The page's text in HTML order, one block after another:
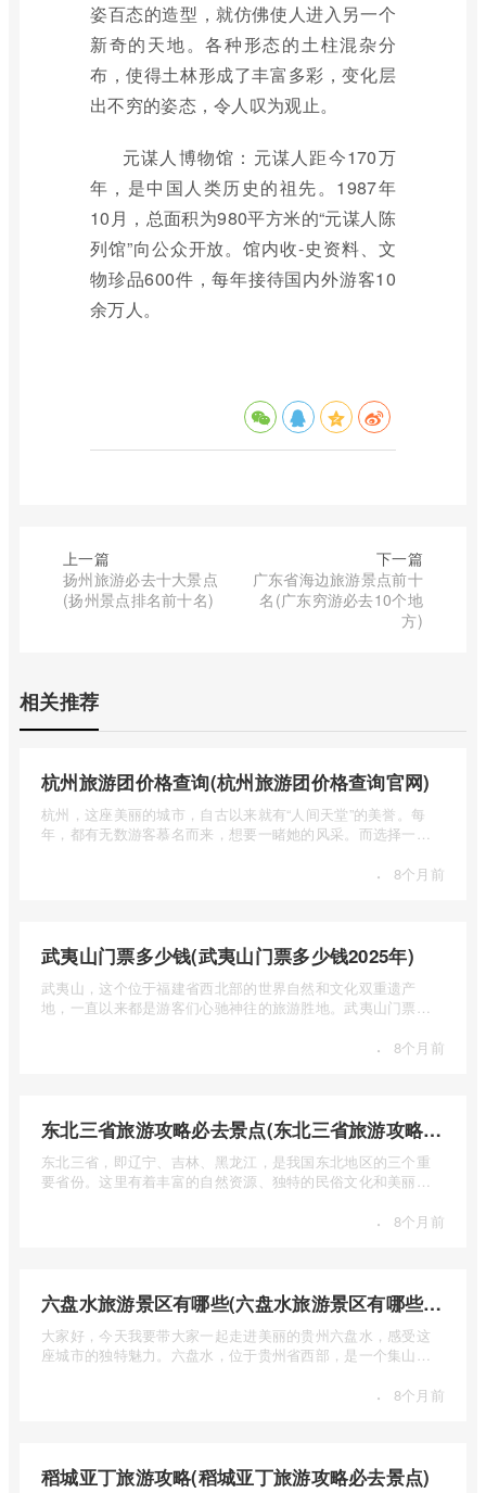
姿百态的造型，就仿佛使人进入另一个
新奇的天地。各种形态的土柱混杂分
布，使得土林形成了丰富多彩，变化层
出不穷的姿态，令人叹为观止。
元谋人博物馆：元谋人距今170万
年，是中国人类历史的祖先。1987年
10月，总面积为980平方米的“元谋人陈
列馆”向公众开放。馆内收-史资料、文
物珍品600件，每年接待国内外游客10
余万人。
上一篇
扬州旅游必去十大景点
(扬州景点排名前十名)
下一篇
广东省海边旅游景点前十
名(广东穷游必去10个地
方)
相关推荐
杭州旅游团价格查询(杭州旅游团价格查询官网)
杭州，这座美丽的城市，自古以来就有“人间天堂”的美誉。每
年，都有无数游客慕名而来，想要一睹她的风采。而选择一个
· 8个月前
武夷山门票多少钱(武夷山门票多少钱2025年)
武夷山，这个位于福建省西北部的世界自然和文化双重遗产
地，一直以来都是游客们心驰神往的旅游胜地。武夷山门票多
· 8个月前
东北三省旅游攻略必去景点(东北三省旅游攻略必去景点视频介绍)
东北三省，即辽宁、吉林、黑龙江，是我国东北地区的三个重
要省份。这里有着丰富的自然资源、独特的民俗文化和美丽的
· 8个月前
六盘水旅游景区有哪些(六盘水旅游景区有哪些景点值得去)
大家好，今天我要带大家一起走进美丽的贵州六盘水，感受这
座城市的独特魅力。六盘水，位于贵州省西部，是一个集山水
· 8个月前
稻城亚丁旅游攻略(稻城亚丁旅游攻略必去景点)